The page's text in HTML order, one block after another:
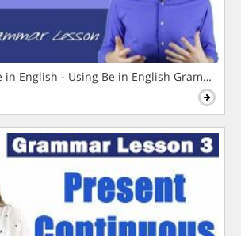
in English - Using Be in English Grammar